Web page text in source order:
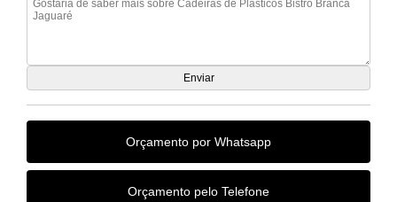
Orçamento por Whatsapp
Orçamento pelo Telefone